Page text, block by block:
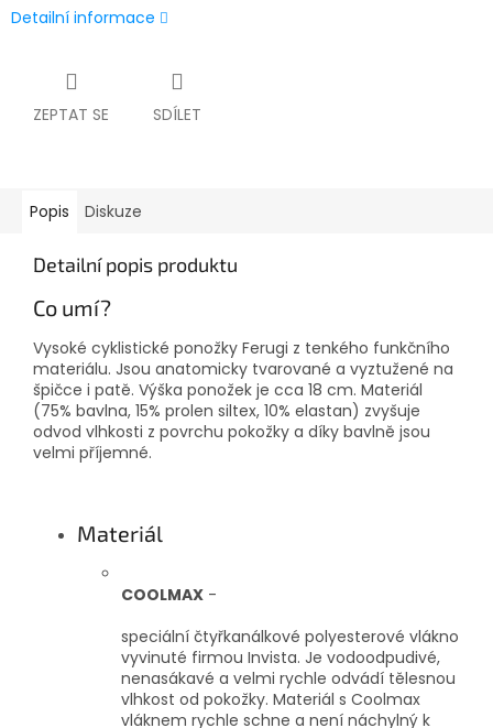
Detailní informace
ZEPTAT SE SDÍLET
Popis Diskuze
Detailní popis produktu
Co umí?
Vysoké cyklistické ponožky Ferugi z tenkého funkčního
materiálu. Jsou anatomicky tvarované a vyztužené na
špičce i patě. Výška ponožek je cca 18 cm. Materiál
(75% bavlna, 15% prolen siltex, 10% elastan) zvyšuje
odvod vlhkosti z povrchu pokožky a díky bavlně jsou
velmi příjemné.
Materiál
COOLMAX -
speciální čtyřkanálkové polyesterové vlákno
vyvinuté firmou Invista. Je vodoodpudivé,
nenasákavé a velmi rychle odvádí tělesnou
vlhkost od pokožky. Materiál s Coolmax
vláknem rychle schne a není náchylný k